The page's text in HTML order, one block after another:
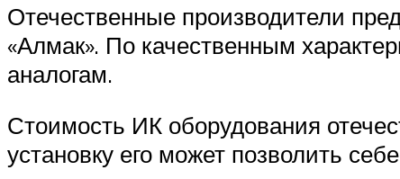
Отечественные производители
«Алмак». По качественным
аналогам.
Стоимость ИК оборудования
установку его может позволить